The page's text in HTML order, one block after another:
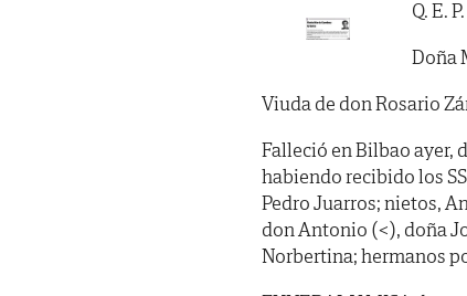
Q. E.
Doña
Viuda de don Rosario
Falleció en Bilbao ayer,
habiendo recibido los
Pedro Juarros; nietos,
don Antonio (<), doña
Norbertina; hermanos